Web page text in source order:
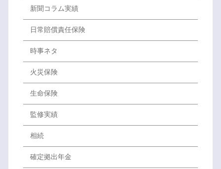
新聞コラム実績
日常賠償責任保険
時事ネタ
火災保険
生命保険
監修実績
相続
確定拠出年金